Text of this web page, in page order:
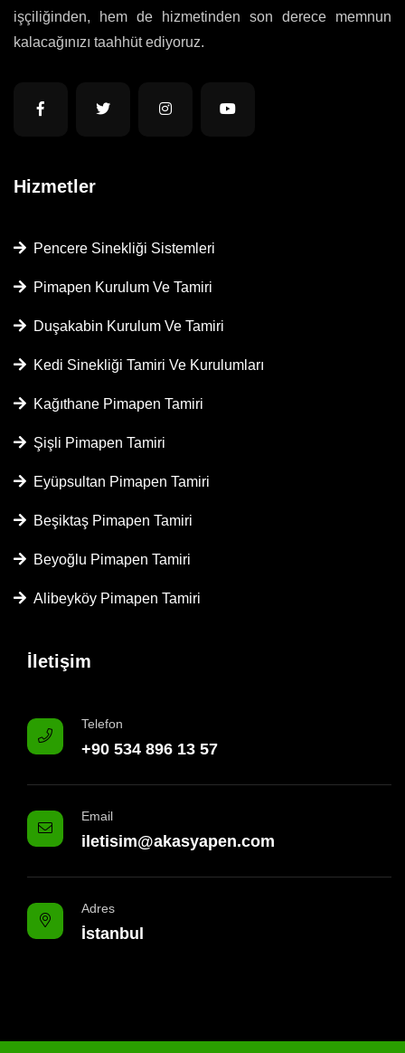
işçiliğinden, hem de hizmetinden son derece memnun
kalacağınızı taahhüt ediyoruz.
Hizmetler
Pencere Sinekliği Sistemleri
Pimapen Kurulum Ve Tamiri
Duşakabin Kurulum Ve Tamiri
Kedi Sinekliği Tamiri Ve Kurulumları
Kağıthane Pimapen Tamiri
Şişli Pimapen Tamiri
Eyüpsultan Pimapen Tamiri
Beşiktaş Pimapen Tamiri
Beyoğlu Pimapen Tamiri
Alibeyköy Pimapen Tamiri
İletişim
Telefon
+90 534 896 13 57
Email
iletisim@akasyapen.com
Adres
İstanbul